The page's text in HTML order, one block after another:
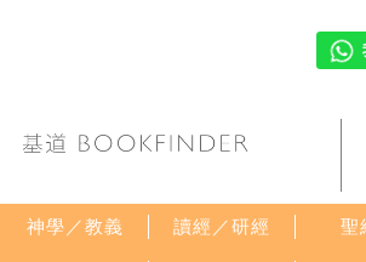
神學／教義 讀經／研經 聖